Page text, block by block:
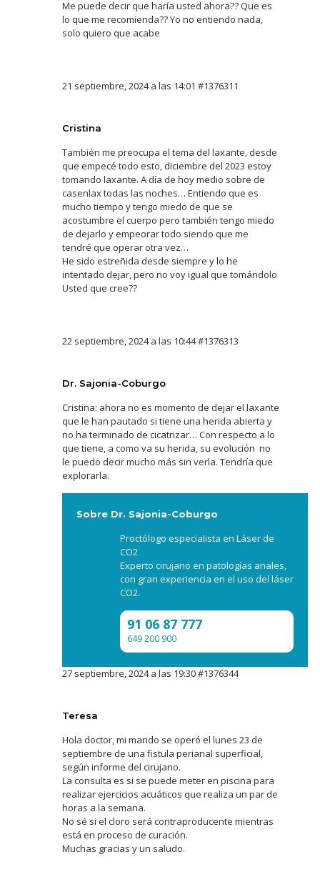
Me puede decir que haría usted ahora?? Que es
lo que me recomienda?? Yo no entiendo nada,
solo quiero que acabe
21 septiembre, 2024 a las 14:01 #1376311
Cristina
También me preocupa el tema del laxante, desde
que empecé todo esto, diciembre del 2023 estoy
tomando laxante. A día de hoy medio sobre de
casenlax todas las noches… Entiendo que es
mucho tiempo y tengo miedo de que se
acostumbre el cuerpo pero también tengo miedo
de dejarlo y empeorar todo siendo que me
tendré que operar otra vez…
He sido estreñida desde siempre y lo he
intentado dejar, pero no voy igual que tomándolo
Usted que cree??
22 septiembre, 2024 a las 10:44#1376313
Dr. Sajonia-Coburgo
Cristina: ahora no es momento de dejar el laxante
que le han pautado si tiene una herida abierta y
no ha terminado de cicatrizar… Con respecto a lo
que tiene, a como va su herida, su evolución no
le puedo decir mucho más sin verla. Tendría que
explorarla.
Sobre Dr. Sajonia-Coburgo
Proctólogo especialista en Láser de
CO2
Experto cirujano en patologías anales,
con gran experiencia en el uso del láser
CO2.
91 06 87 777
649 200 900
27 septiembre, 2024 a las 19:30#1376344
Teresa
Hola doctor, mi marido se operó el lunes 23 de
septiembre de una fistula perianal superficial,
según informe del cirujano.
La consulta es si se puede meter en piscina para
realizar ejercicios acuáticos que realiza un par de
horas a la semana.
No sé si el cloro será contraproducente mientras
está en proceso de curación.
Muchas gracias y un saludo.